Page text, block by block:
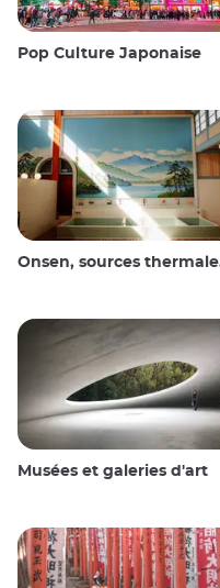
Pop Culture Japonaise
Onsen, sources thermales et bains publics
Musées et galeries d'art